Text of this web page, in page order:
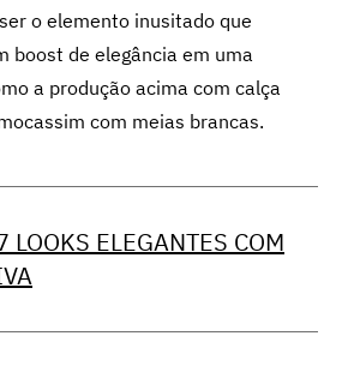
o elemento inusitado que
boost de elegância em uma
a produção acima com calça
com meias brancas.
LOOKS ELEGANTES COM